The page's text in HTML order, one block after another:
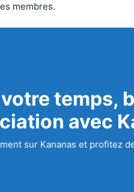
membres.
temps,
avec
sur Kananas et profitez